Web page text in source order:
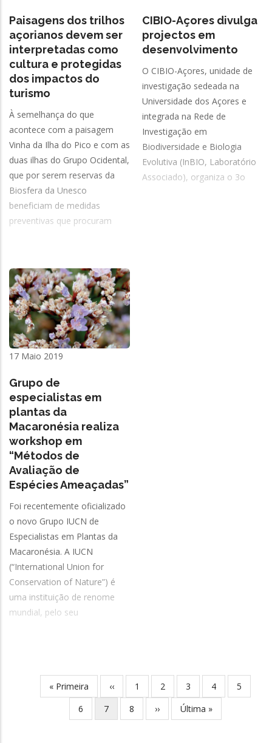
Paisagens dos trilhos
açorianos devem ser
interpretadas como
cultura e protegidas
dos impactos do
turismo
À semelhança do que
acontece com a paisagem
Vinha da Ilha do Pico e com as
duas ilhas do Grupo Ocidental,
que por serem reservas da
Biosfera da Unesco
beneficiam de medidas
preventivas que procuram
CIBIO-Açores divulga
projectos em
desenvolvimento
O CIBIO-Açores, unidade de
investigação sedeada na
Universidade dos Açores e
integrada na Rede de
Investigação em
Biodiversidade e Biologia
Evolutiva (InBIO, Laboratório
Associado), organiza o 3o
17 Maio 2019
Grupo de
especialistas em
plantas da
Macaronésia realiza
workshop em
“Métodos de
Avaliação de
Espécies Ameaçadas”
Foi recentemente oficializado
o novo Grupo IUCN de
Especialistas em Plantas da
Macaronésia. A IUCN
(“International Union for
Conservation of Nature”) é
uma instituição de renome
mundial, pelo seu
PaginaçãoPrimeira
página
« Primeira
Página
anterior
‹‹ Página
1 Página
2 Página
3 Página
4 Página
5
Página
6
Página
7 Página
8
Próxima
››
Última
Última »